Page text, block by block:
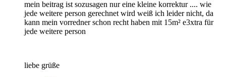
mein beitrag ist sozusagen nur eine kleine korrektur .... wie
jede weitere person gerechnet wird weiß ich leider nicht, da
kann mein vorredner schon recht haben mit 15m² e3xtra für
jede weitere person
liebe grüße